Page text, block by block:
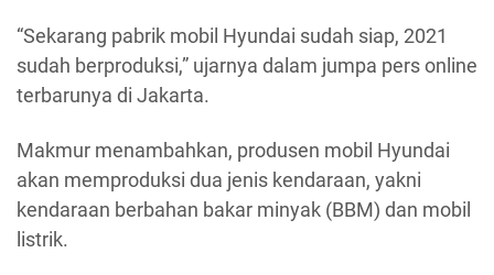
“Sekarang pabrik mobil Hyundai sudah siap, 2021
sudah berproduksi,” ujarnya dalam jumpa pers online
terbarunya di Jakarta.
Makmur menambahkan, produsen mobil Hyundai
akan memproduksi dua jenis kendaraan, yakni
kendaraan berbahan bakar minyak (BBM) dan mobil
listrik.